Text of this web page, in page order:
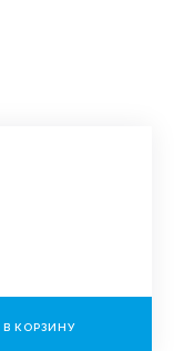
В КОРЗИНУ